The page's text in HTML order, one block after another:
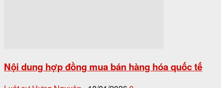
Nội dung hợp đồng mua bán hàng hóa quốc tế